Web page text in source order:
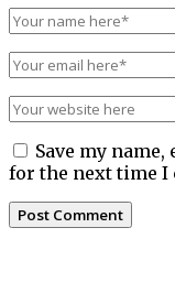
Save my
for the next time I